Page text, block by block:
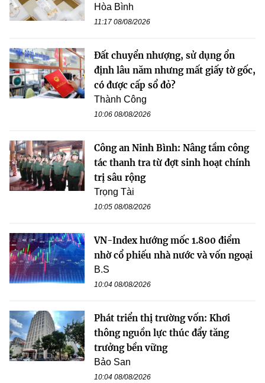
Hòa Bình
11:17 08/08/2026
Đất chuyển nhượng, sử dụng ổn
định lâu năm nhưng mất giấy tờ gốc,
có được cấp sổ đỏ?
Thành Công
10:06 08/08/2026
Công an Ninh Bình: Nâng tầm công
tác thanh tra từ đợt sinh hoạt chính
trị sâu rộng
Trọng Tài
10:05 08/08/2026
VN-Index hướng mốc 1.800 điểm
nhờ cổ phiếu nhà nước và vốn ngoại
B.S
10:04 08/08/2026
Phát triển thị trường vốn: Khơi
thông nguồn lực thúc đẩy tăng
trưởng bền vững
Bảo San
10:04 08/08/2026